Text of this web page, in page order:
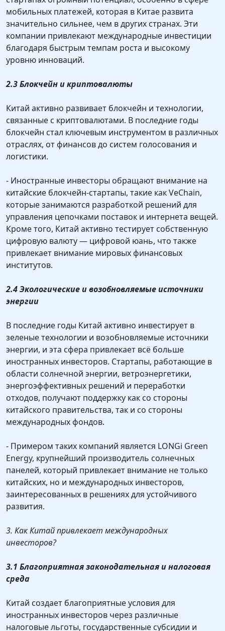
мобильных платежей, которая в Китае развита
значительно сильнее, чем в других странах. Эти
компании привлекают международные инвестиции
благодаря быстрым темпам роста и высокому
уровню инноваций.
2.3 Блокчейн и криптовалюты
Китай активно развивает блокчейн и технологии,
связанные с криптовалютами. В последние годы
блокчейн стал ключевым инструментом в различных
отраслях, от финансов до систем голосования и
логистики.
- Иностранные инвесторы обращают внимание на
китайские блокчейн-стартапы, такие как VeChain,
которые занимаются разработкой решений для
управления цепочками поставок и интернета вещей.
Кроме того, Китай активно тестирует собственную
цифровую валюту — цифровой юань, что также
привлекает внимание мировых финансовых
институтов.
2.4 Экологические и возобновляемые источники
энергии
В последние годы Китай активно инвестирует в
зеленые технологии и возобновляемые источники
энергии, и эта сфера привлекает всё больше
иностранных инвесторов. Стартапы, работающие в
области солнечной энергии, ветроэнергетики,
энергоэффективных решений и переработки
отходов, получают поддержку как со стороны
китайского правительства, так и со стороны
международных фондов.
- Примером таких компаний является LONGi Green
Energy, крупнейший производитель солнечных
панелей, который привлекает внимание не только
китайских, но и международных инвесторов,
заинтересованных в решениях для устойчивого
развития.
3. Как Китай привлекает международных
инвесторов?
3.1 Благоприятная законодательная и налоговая
среда
Китай создает благоприятные условия для
иностранных инвесторов через различные
налоговые льготы, государственные субсидии и